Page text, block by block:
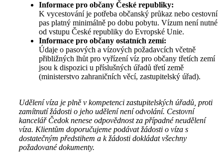
Informace pro občany České republiky:
K vycestování je potřeba občanský průkaz nebo cestovní
pas platný minimálně po dobu pobytu. Vízum není nutné
od vstupu České republiky do Evropské Unie.
Informace pro občany ostatních zemí:
Údaje o pasových a vízových požadavcích včetně
přibližných lhůt pro vyřízení víz pro občany třetích zemí
jsou k dispozici u příslušných úřadů třetí země
(ministerstvo zahraničních věcí, zastupitelský úřad).
Udělení víza je plně v kompetenci zastupitelských úřadů, proti
zamítnutí žádosti o jeho udělení není odvolání. Cestovní
kancelář Čedok nenese odpovědnost za případné neudělení
víza. Klientům doporučujeme podávat žádosti o víza s
dostatečným předstihem a k žádosti dokládat všechny
požadované dokumenty.